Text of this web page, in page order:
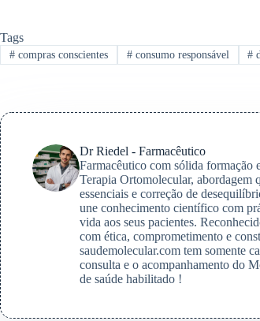
Tags
#compras conscientes #consumo responsável #
Dr Riedel - Farmacêutico
Farmacêutico com sólida formação
Terapia Ortomolecular, abordagem
essenciais e correção de
une conhecimento científico com
vida aos seus pacientes.
com ética, comprometimento e
saudemolecular.com tem somente
consulta e o acompanhamento do
de saúde habilitado !